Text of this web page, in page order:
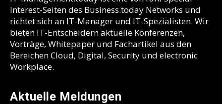
Interest-Seiten des Business.today Networks und
richtet sich an IT-Manager und IT-Spezialisten. Wir
bieten IT-Entscheidern aktuelle Konferenzen,
Vorträge, Whitepaper und Fachartikel aus den
Bereichen Cloud, Digital, Security und electronic
Workplace.
Aktuelle Meldungen